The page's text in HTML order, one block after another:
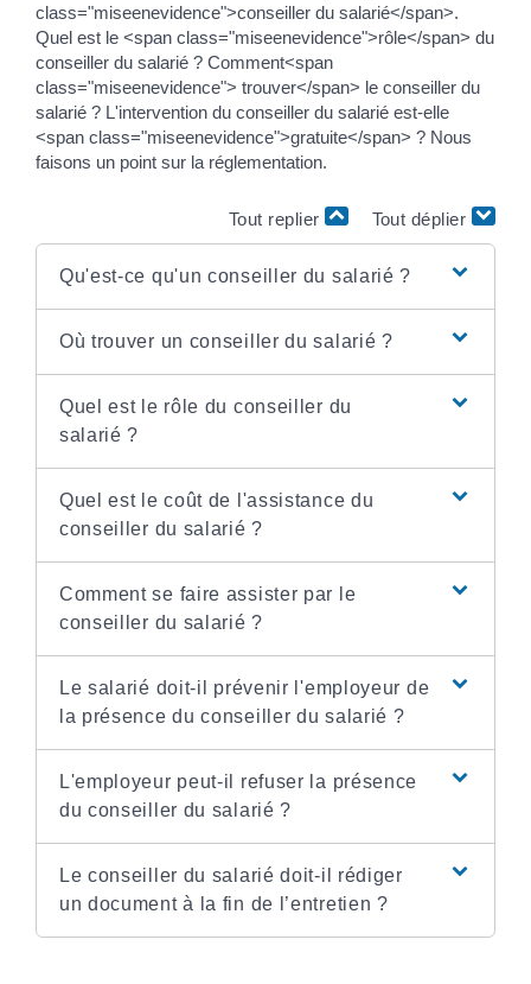
class="miseenevidence">conseiller du salarié</span>.
Quel est le <span class="miseenevidence">rôle</span> du
conseiller du salarié ? Comment<span
class="miseenevidence"> trouver</span> le conseiller du
salarié ? L'intervention du conseiller du salarié est-elle
<span class="miseenevidence">gratuite</span> ? Nous
faisons un point sur la réglementation.
Tout replier Tout déplier
Qu'est-ce qu'un conseiller du salarié ?
Où trouver un conseiller du salarié ?
Quel est le rôle du conseiller du
salarié ?
Quel est le coût de l'assistance du
conseiller du salarié ?
Comment se faire assister par le
conseiller du salarié ?
Le salarié doit-il prévenir l'employeur de
la présence du conseiller du salarié ?
L'employeur peut-il refuser la présence
du conseiller du salarié ?
Le conseiller du salarié doit-il rédiger
un document à la fin de l’entretien ?